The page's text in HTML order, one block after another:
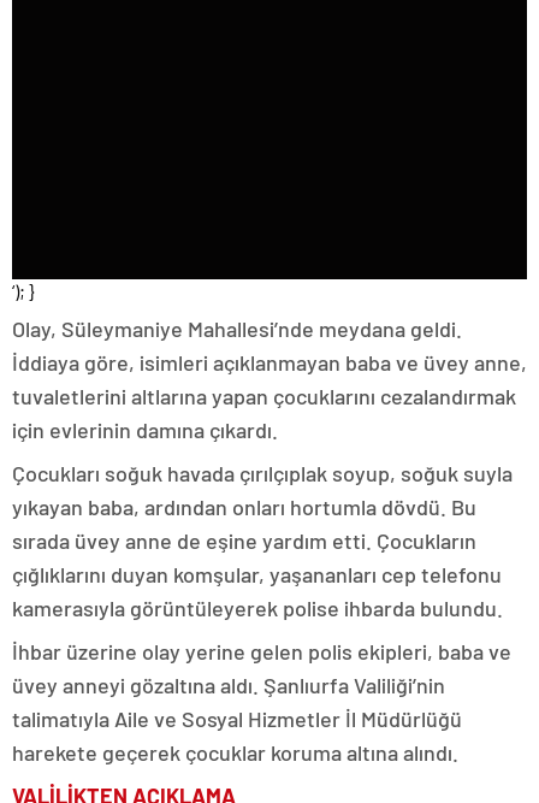
‘); }
Olay, Süleymaniye Mahallesi’nde meydana geldi.
İddiaya göre, isimleri açıklanmayan baba ve üvey anne,
tuvaletlerini altlarına yapan çocuklarını cezalandırmak
için evlerinin damına çıkardı.
Çocukları soğuk havada çırılçıplak soyup, soğuk suyla
yıkayan baba, ardından onları hortumla dövdü. Bu
sırada üvey anne de eşine yardım etti. Çocukların
çığlıklarını duyan komşular, yaşananları cep telefonu
kamerasıyla görüntüleyerek polise ihbarda bulundu.
İhbar üzerine olay yerine gelen polis ekipleri, baba ve
üvey anneyi gözaltına aldı. Şanlıurfa Valiliği’nin
talimatıyla Aile ve Sosyal Hizmetler İl Müdürlüğü
harekete geçerek çocuklar koruma altına alındı.
VALİLİKTEN AÇIKLAMA